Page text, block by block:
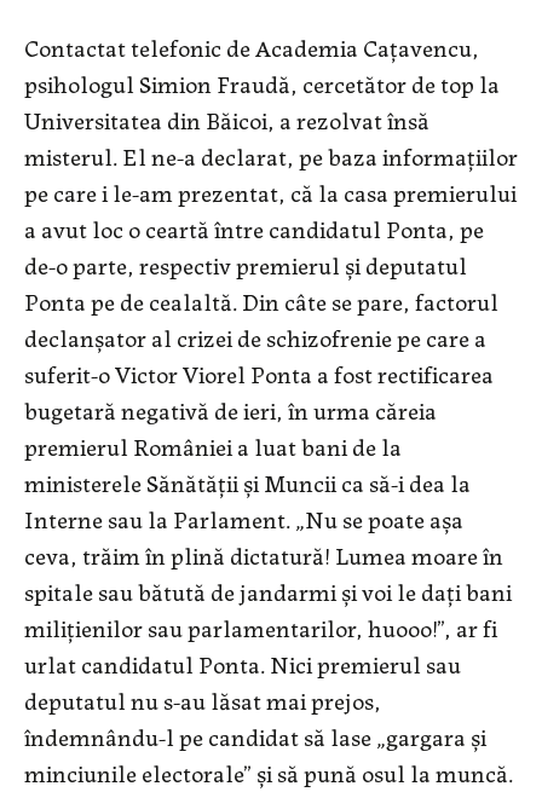
Contactat telefonic de Academia Cațavencu,
psihologul Simion Fraudă, cercetător de top la
Universitatea din Băicoi, a rezolvat însă
misterul. El ne-a declarat, pe baza informațiilor
pe care i le-am prezentat, că la casa premierului
a avut loc o ceartă între candidatul Ponta, pe
de-o parte, respectiv premierul și deputatul
Ponta pe de cealaltă. Din câte se pare, factorul
declanșator al crizei de schizofrenie pe care a
suferit-o Victor Viorel Ponta a fost rectificarea
bugetară negativă de ieri, în urma căreia
premierul României a luat bani de la
ministerele Sănătății și Muncii ca să-i dea la
Interne sau la Parlament. „Nu se poate așa
ceva, trăim în plină dictatură! Lumea moare în
spitale sau bătută de jandarmi și voi le dați bani
milițienilor sau parlamentarilor, huooo!”, ar fi
urlat candidatul Ponta. Nici premierul sau
deputatul nu s-au lăsat mai prejos,
îndemnându-l pe candidat să lase „gargara și
minciunile electorale” și să pună osul la muncă.